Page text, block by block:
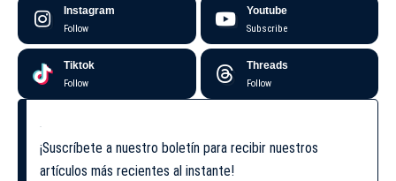
Instagram
Follow
Youtube
Subscribe
Tiktok
Follow
Threads
Follow
¡Suscríbete a nuestro boletín para recibir nuestros
artículos más recientes al instante!